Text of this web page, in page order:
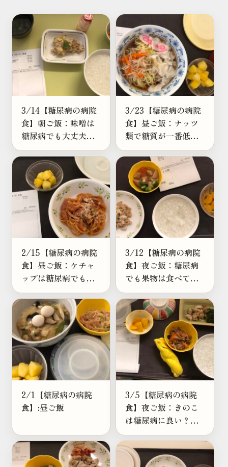
3/14【糖尿病の病院
食】朝ご飯：味噌は
糖尿病でも大丈夫？
糖質・塩分と健康効
果を解説
3/23【糖尿病の病院
食】昼ご飯：ナッツ
類で糖質が一番低い
のは？カロリー・GI
値ランキング
2/15【糖尿病の病院
食】昼ご飯：ケチャ
ップは糖尿病でも使
える？糖質との付き
合い方
3/12【糖尿病の病院
食】夜ご飯：糖尿病
でも果物は食べてい
い？1日80kcalの目安
とおすすめの食べ方
2/1【糖尿病の病院
食】:昼ご飯
3/5【糖尿病の病院
食】夜ご飯：きのこ
は糖尿病に良い？え
のき・舞茸・しめじ
を調べたら鍋が最強
だと思った